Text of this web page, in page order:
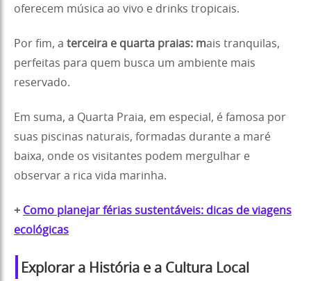
oferecem música ao vivo e drinks tropicais.
Por fim, a terceira e quarta praias: mais tranquilas,
perfeitas para quem busca um ambiente mais
reservado.
Em suma, a Quarta Praia, em especial, é famosa por
suas piscinas naturais, formadas durante a maré
baixa, onde os visitantes podem mergulhar e
observar a rica vida marinha.
+ Como planejar férias sustentáveis: dicas de viagens
ecológicas
Explorar a História e a Cultura Local